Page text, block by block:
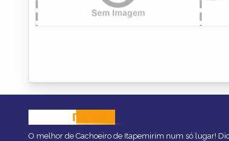
ITAPEMIRIM
O melhor de Cachoeiro de Itapemirim num só lugar!